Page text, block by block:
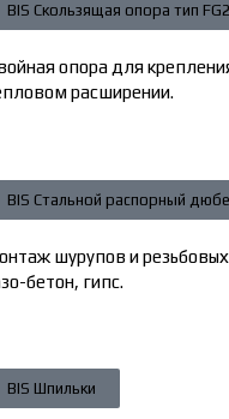
BIS Скользящая опора тип FG2
опора для
расширении.
BIS Стальной распорный
шурупов и
бетон, гипс.
BIS Шпильки